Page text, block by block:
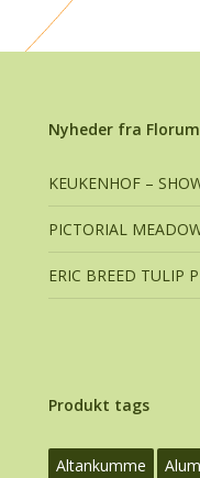
Nyheder fra Florum
KEUKENHOF –
PICTORIAL
ERIC BREED TULIP
Produkt tags
Altankumme